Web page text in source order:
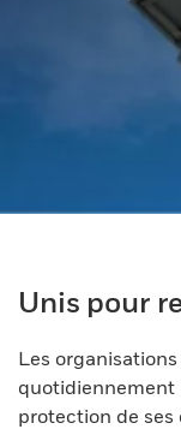
Unis pour
Les
quotidiennement
protection de